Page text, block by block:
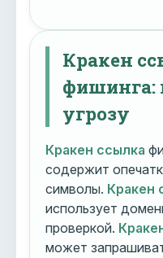
Кракен
фишинга:
угрозу
Кракен ссылка
содержит
символы. Кракен
использует
проверкой.
может